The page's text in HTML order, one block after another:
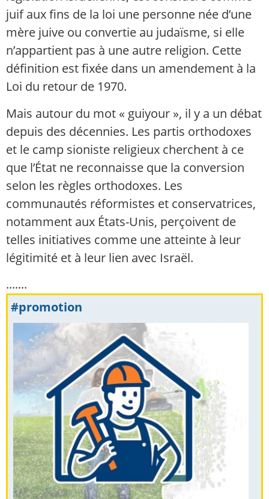
juif aux fins de la loi une personne née d’une
mère juive ou convertie au judaïsme, si elle
n’appartient pas à une autre religion. Cette
définition est fixée dans un amendement à la
Loi du retour de 1970.
Mais autour du mot « guiyour », il y a un débat
depuis des décennies. Les partis orthodoxes
et le camp sioniste religieux cherchent à ce
que l’État ne reconnaisse que la conversion
selon les règles orthodoxes. Les
communautés réformistes et conservatrices,
notamment aux États-Unis, perçoivent de
telles initiatives comme une atteinte à leur
légitimité et à leur lien avec Israël.
.......
#promotion